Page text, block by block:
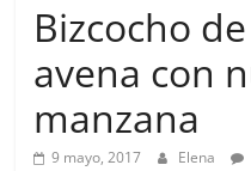
Bizcocho
avena con
manzana
9 mayo, 2017 Elena